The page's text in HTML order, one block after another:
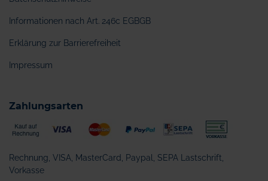
Informationen nach Art. 246c EGBGB
Erklärung zur Barrierefreiheit
Impressum
Zahlungsarten
Rechnung, VISA, MasterCard, Paypal, SEPA Lastschrift,
Vorkasse